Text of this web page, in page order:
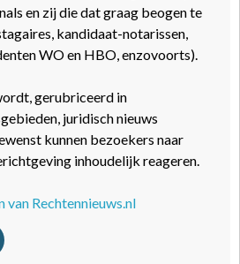
en zij die dat graag beogen te
kandidaat-notarissen,
WO en HBO, enzovoorts).
gerubriceerd in
juridisch nieuws
kunnen bezoekers naar
inhoudelijk reageren.
Rechtennieuws.nl